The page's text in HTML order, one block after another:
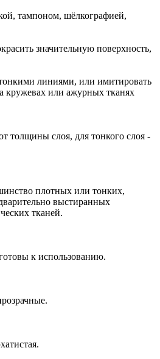
тампоном, шёлкографией,
значительную поверхность,
линиями, или имитировать
кружевах или ажурных тканях
слоя, для тонкого слоя -
плотных или тонких,
выстиранных
тканей.
к использованию.